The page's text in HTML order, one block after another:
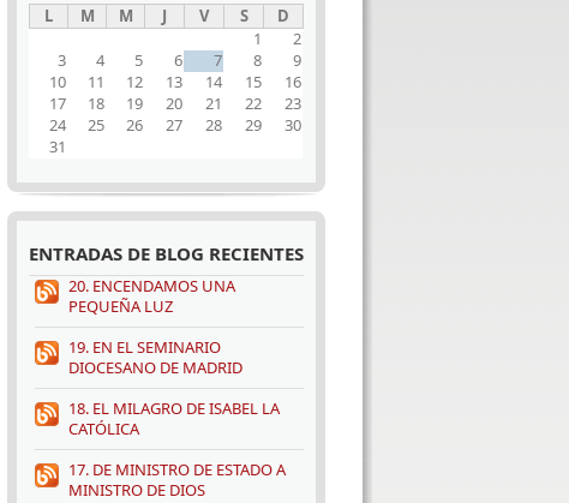
L M M J V S
D
1
2
3
4 5 6 7 8
9
10
11 12 13 14 15
16
17
18 19 20 21 22
23
24
25 26 27 28 29
30
31
ENTRADAS DE BLOG RECIENTES
20. ENCENDAMOS UNA
PEQUEÑA LUZ
19. EN EL SEMINARIO
DIOCESANO DE MADRID
18. EL MILAGRO DE ISABEL LA
CATÓLICA
17. DE MINISTRO DE ESTADO A
MINISTRO DE DIOS